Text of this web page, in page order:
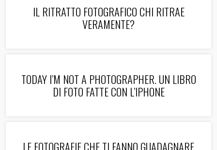
IL RITRATTO FOTOGRAFICO CHI RITRAE
VERAMENTE?
TODAY I’M NOT A PHOTOGRAPHER. UN LIBRO
DI FOTO FATTE CON L’IPHONE
LE FOTOGRAFIE CHE TI FANNO GUADAGNARE